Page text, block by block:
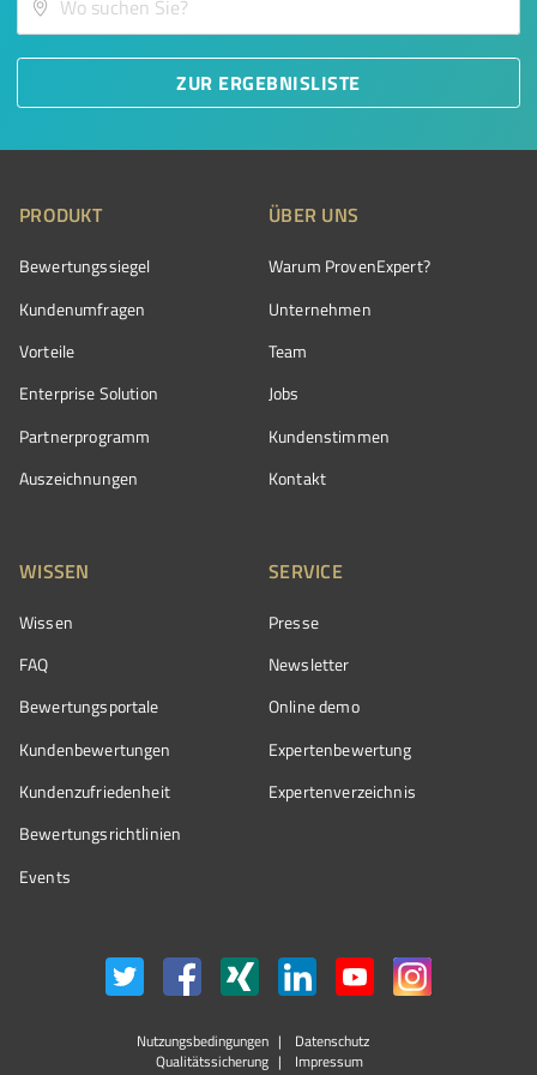
ZUR ERGEBNISLISTE
PRODUKT
Bewertungssiegel
Kundenumfragen
Vorteile
Enterprise Solution
Partnerprogramm
Auszeichnungen
ÜBER UNS
Warum ProvenExpert?
Unternehmen
Team
Jobs
Kundenstimmen
Kontakt
WISSEN
Wissen
FAQ
Bewertungsportale
Kundenbewertungen
Kundenzufriedenheit
Bewertungs­richtlinien
Events
SERVICE
Presse
Newsletter
Online demo
Expertenbewertung
Expertenverzeichnis
Nutzungsbedingungen
Datenschutz
Qualitätssicherung
Impressum